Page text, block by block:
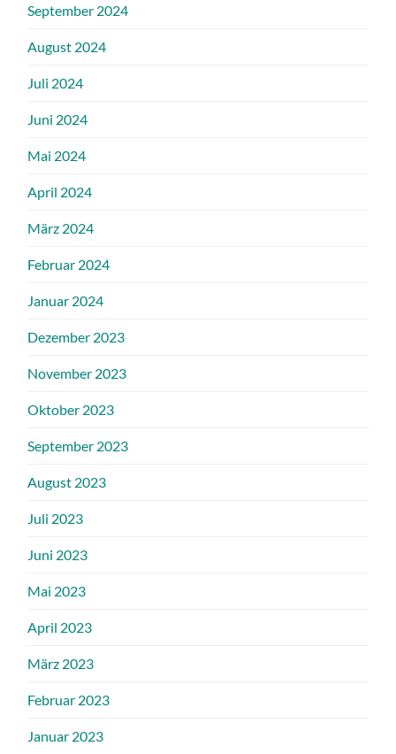
September 2024
August 2024
Juli 2024
Juni 2024
Mai 2024
April 2024
März 2024
Februar 2024
Januar 2024
Dezember 2023
November 2023
Oktober 2023
September 2023
August 2023
Juli 2023
Juni 2023
Mai 2023
April 2023
März 2023
Februar 2023
Januar 2023